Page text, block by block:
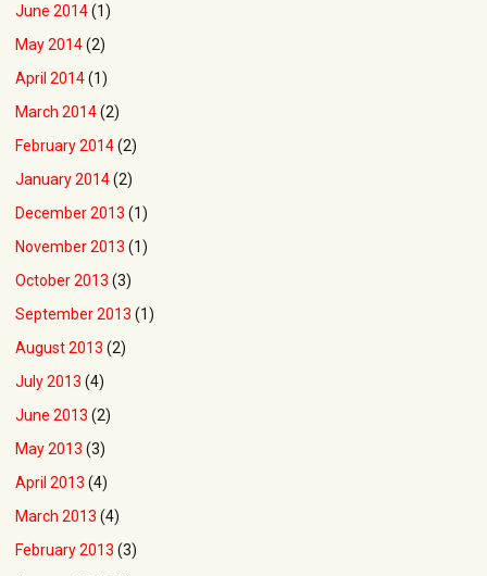
June 2014(1)
May 2014(2)
April 2014(1)
March 2014(2)
February 2014(2)
January 2014(2)
December 2013 (1)
November 2013 (1)
October 2013 (3)
September 2013 (1)
August 2013 (2)
July 2013 (4)
June 2013 (2)
May 2013 (3)
April 2013 (4)
March 2013 (4)
February 2013 (3)